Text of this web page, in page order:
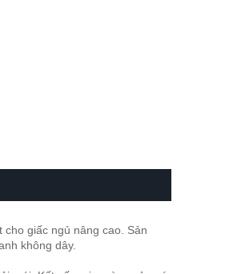
cho giấc ngủ nâng cao. Sản
không dây.